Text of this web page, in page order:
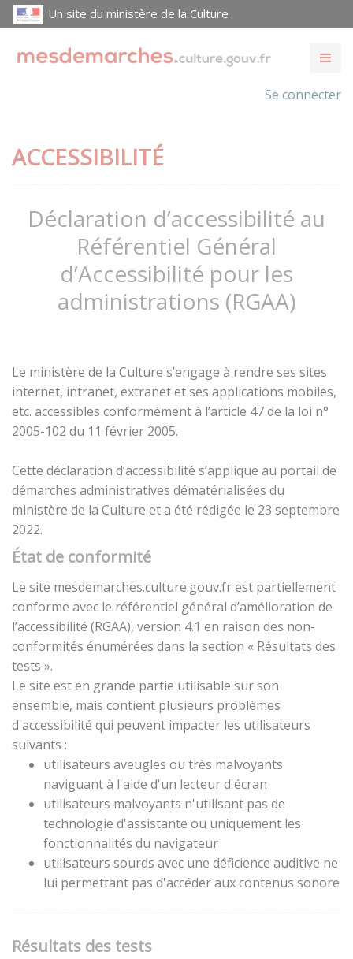
Un site du ministère de la Culture
Se connecter
ACCESSIBILITÉ
Déclaration d’accessibilité au
Référentiel Général
d’Accessibilité pour les
administrations (RGAA)
Le ministère de la Culture s’engage à rendre ses sites
internet, intranet, extranet et ses applications mobiles,
etc. accessibles conformément à l’article 47 de la loi n°
2005-102 du 11 février 2005.
Cette déclaration d’accessibilité s’applique au portail de
démarches administratives dématérialisées du
ministère de la Culture et a été rédigée le 23 septembre
2022.
État de conformité
Le site mesdemarches.culture.gouv.fr est partiellement
conforme avec le référentiel général d’amélioration de
l’accessibilité (RGAA), version 4.1 en raison des non-
conformités énumérées dans la section « Résultats des
tests ».
Le site est en grande partie utilisable sur son
ensemble, mais contient plusieurs problèmes
d'accessibilité qui peuvent impacter les utilisateurs
suivants :
utilisateurs aveugles ou très malvoyants
naviguant à l'aide d'un lecteur d'écran
utilisateurs malvoyants n'utilisant pas de
technologie d'assistante ou uniquement les
fonctionnalités du navigateur
utilisateurs sourds avec une déficience auditive ne
lui permettant pas d'accéder aux contenus sonore
Résultats des tests